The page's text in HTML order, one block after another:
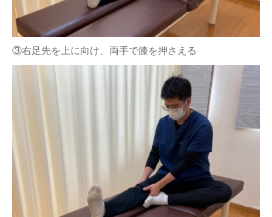
③右足先を上に向け、両手で膝を押さえる